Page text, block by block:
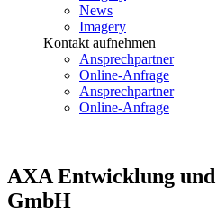
News
Imagery
Kontakt aufnehmen
Ansprechpartner
Online-Anfrage
Ansprechpartner
Online-Anfrage
AXA Entwicklung
GmbH